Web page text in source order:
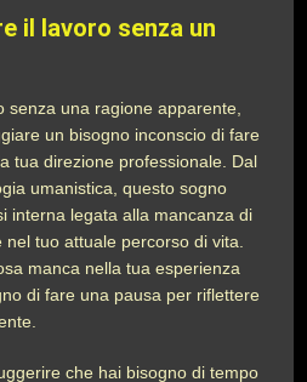
il lavoro senza un
senza una ragione apparente,
un bisogno inconscio di fare
tua direzione professionale. Dal
umanistica, questo sogno
interna legata alla mancanza di
tuo attuale percorso di vita.
manca nella tua esperienza
di fare una pausa per riflettere
che hai bisogno di tempo